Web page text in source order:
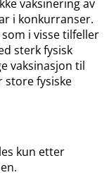
vaksinering av
i konkurranser.
i visse tilfeller
sterk fysisk
vaksinasjon til
store fysiske
kun etter